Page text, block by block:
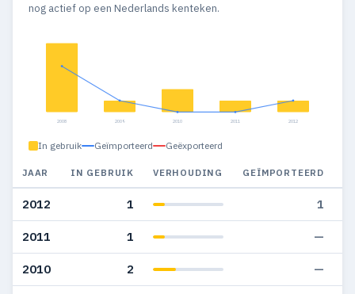
nog actief op een Nederlands kenteken.
2008 2009 2010 2011 2012
In gebruik Geïmporteerd Geëxporteerd
JAAR IN GEBRUIK VERHOUDING GEÏMPORTEERD
2012 1 1
2011 1 —
2010 2 —